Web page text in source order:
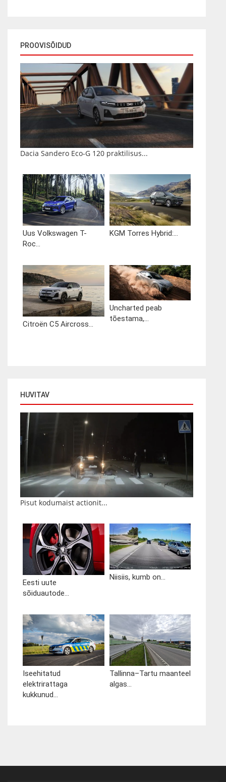
PROOVISÕIDUD
Dacia Sandero Eco-G 120 praktilisus...
Uus Volkswagen T-
Roc...
KGM Torres Hybrid:...
Citroën C5 Aircross...
Uncharted peab
tõestama,...
HUVITAV
Pisut kodumaist actionit...
Eesti uute
sõiduautode...
Niisiis, kumb on...
Iseehitatud
elektrirattaga
kukkunud...
Tallinna–Tartu maanteel
algas...